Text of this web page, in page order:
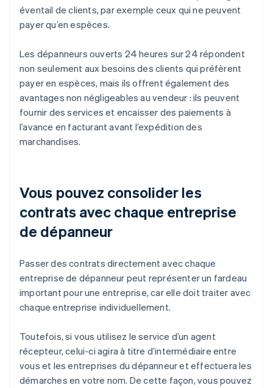
éventail de clients, par exemple ceux qui ne peuvent
payer qu’en espèces.
Les dépanneurs ouverts 24 heures sur 24 répondent
non seulement aux besoins des clients qui préfèrent
payer en espèces, mais ils offrent également des
avantages non négligeables au vendeur : ils peuvent
fournir des services et encaisser des paiements à
l’avance en facturant avant l’expédition des
marchandises.
Vous pouvez consolider les
contrats avec chaque entreprise
de dépanneur
Passer des contrats directement avec chaque
entreprise de dépanneur peut représenter un fardeau
important pour une entreprise, car elle doit traiter avec
chaque entreprise individuellement.
Toutefois, si vous utilisez le service d’un agent
récepteur, celui-ci agira à titre d’intermédiaire entre
vous et les entreprises du dépanneur et effectuera les
démarches en votre nom. De cette façon, vous pouvez